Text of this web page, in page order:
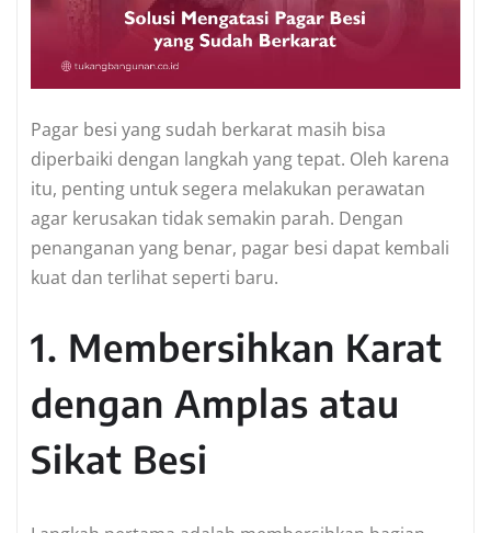
Pagar besi yang sudah berkarat masih bisa
diperbaiki dengan langkah yang tepat. Oleh karena
itu, penting untuk segera melakukan perawatan
agar kerusakan tidak semakin parah. Dengan
penanganan yang benar, pagar besi dapat kembali
kuat dan terlihat seperti baru.
1. Membersihkan Karat
dengan Amplas atau
Sikat Besi